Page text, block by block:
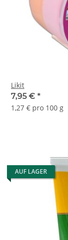
Likit
7,95 € *
1,27 € pro 100 g
AUF LAGER